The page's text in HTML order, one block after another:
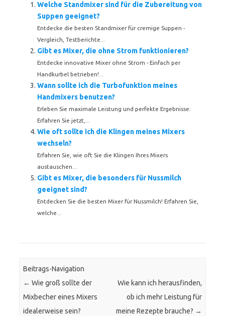
Welche Standmixer sind für die Zubereitung von
Suppen geeignet?
Entdecke die besten Standmixer für cremige Suppen -
Vergleich, Testberichte...
Gibt es Mixer, die ohne Strom funktionieren?
Entdecke innovative Mixer ohne Strom - Einfach per
Handkurbel betrieben!...
Wann sollte ich die Turbofunktion meines
Handmixers benutzen?
Erleben Sie maximale Leistung und perfekte Ergebnisse:
Erfahren Sie jetzt,...
Wie oft sollte ich die Klingen meines Mixers
wechseln?
Erfahren Sie, wie oft Sie die Klingen Ihres Mixers
austauschen...
Gibt es Mixer, die besonders für Nussmilch
geeignet sind?
Entdecken Sie die besten Mixer für Nussmilch! Erfahren Sie,
welche...
Beitrags-Navigation
← Wie groß sollte der
Mixbecher eines Mixers
idealerweise sein?
Wie kann ich herausfinden,
ob ich mehr Leistung für
meine Rezepte brauche? →